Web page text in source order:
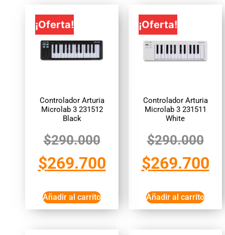
¡Oferta!
Controlador Arturia
Microlab 3 231512
Black
$290.000
$269.700
Añadir al carrito
¡Oferta!
Controlador Arturia
Microlab 3 231511
White
$290.000
$269.700
Añadir al carrito